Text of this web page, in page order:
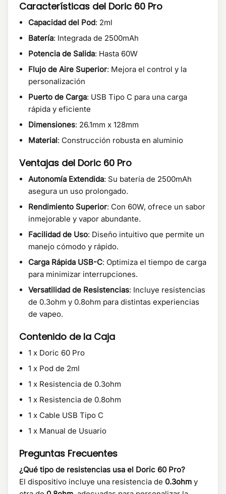
Características del Doric 60 Pro
Capacidad del Pod: 2ml
Batería: Integrada de 2500mAh
Potencia de Salida: Hasta 60W
Flujo de Aire Superior: Mejora el control y la
personalización
Puerto de Carga: USB Tipo C para una carga
rápida y eficiente
Dimensiones: 26.1mm x 128mm
Material: Construcción robusta en aluminio
Ventajas del Doric 60 Pro
Autonomía Extendida: Su batería de 2500mAh
asegura un uso prolongado.
Rendimiento Superior: Con 60W, ofrece un sabor
inmejorable y vapor abundante.
Facilidad de Uso: Diseño intuitivo que permite un
manejo cómodo y rápido.
Carga Rápida USB-C: Optimiza el tiempo de carga
para minimizar interrupciones.
Versatilidad de Resistencias: Incluye resistencias
de 0.3ohm y 0.8ohm para distintas experiencias
de vapeo.
Contenido de la Caja
1 x Doric 60 Pro
1 x Pod de 2ml
1 x Resistencia de 0.3ohm
1 x Resistencia de 0.8ohm
1 x Cable USB Tipo C
1 x Manual de Usuario
Preguntas Frecuentes
¿Qué tipo de resistencias usa el Doric 60 Pro?
El dispositivo incluye una resistencia de 0.3ohm y